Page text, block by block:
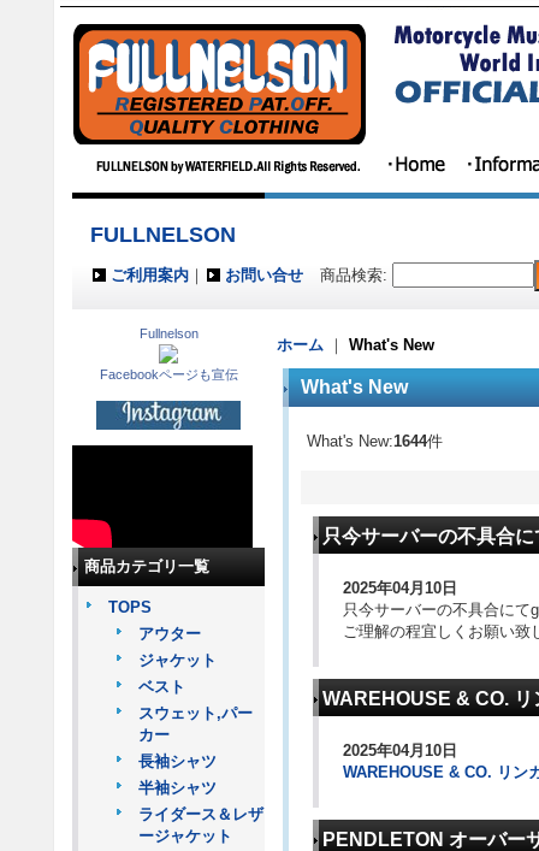
FULLNELSON
ご利用案内 ｜ お問い合せ 商品検索:
Fullnelson
Facebookページも宣伝
商品カテゴリ一覧
TOPS
アウター
ジャケット
ベスト
スウェット,パー
カー
長袖シャツ
半袖シャツ
ライダース＆レザ
ージャケット
ホーム ｜ What's New
What's New
What's New:1644件
只今サーバーの不具合
2025年04月10日
只今サーバーの不具合にて
ご理解の程宜しくお願い致
WAREHOUSE & CO.
2025年04月10日
WAREHOUSE & CO. リン
PENDLETON オーバー